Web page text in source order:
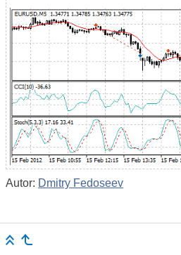
Autor: Dmitry Fedoseev